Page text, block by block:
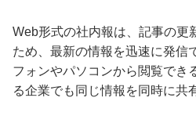
Web形式の社内報は、記事の更
ため、最新の情報を迅速に発信
フォンやパソコンから閲覧でき
る企業でも同じ情報を同時に共